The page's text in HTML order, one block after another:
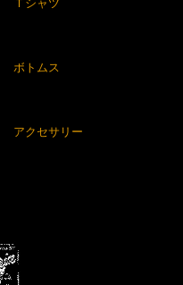
Ｔシャツ
ボトムス
アクセサリー